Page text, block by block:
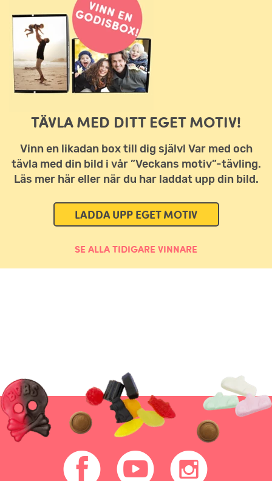
TÄVLA MED DITT EGET MOTIV!
Vinn en likadan box till dig själv! Var med och
tävla med din bild i vår ”Veckans motiv”-tävling.
Läs mer här eller när du har laddat upp din bild.
LADDA UPP EGET MOTIV
SE ALLA TIDIGARE VINNARE